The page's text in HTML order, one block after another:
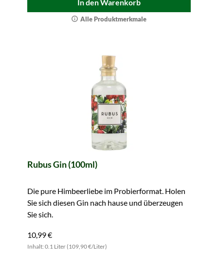
In den Warenkorb
Alle Produktmerkmale
Rubus Gin (100ml)
Die pure Himbeerliebe im Probierformat. Holen
Sie sich diesen Gin nach hause und überzeugen
Sie sich.
10,99 €
Inhalt: 0.1 Liter (109,90 €/Liter)